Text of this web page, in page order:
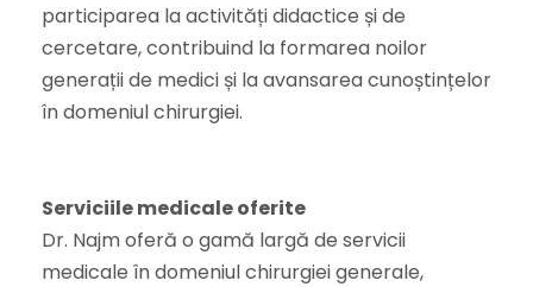
participarea la activități didactice și de
cercetare, contribuind la formarea noilor
generații de medici și la avansarea cunoștințelor
în domeniul chirurgiei.
Serviciile medicale oferite
Dr. Najm oferă o gamă largă de servicii
medicale în domeniul chirurgiei generale,